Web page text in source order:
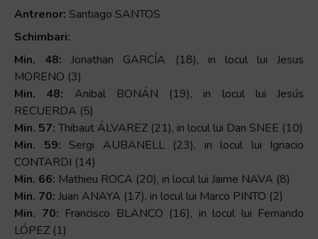
Antrenor: Santiago SANTOS
Schimbari:
Min. 48: Jonathan GARCÍA (18), in locul lui Jesus
MORENO (3)
Min. 48: Anibal BONÁN (19), in locul lui Jesús
RECUERDA (5)
Min. 57: Thibaut ÁLVAREZ (21), in locul lui Dan SNEE (10)
Min. 59: Sergi AUBANELL (23), in locul lui Ignacio
CONTARDI (14)
Min. 66: Mathieu ROCA (20), in locul lui Jaime NAVA (8)
Min. 70: Juan ANAYA (17), in locul lui Marco PINTO (2)
Min. 70: Francisco BLANCO (16), in locul lui Fernando
LÓPEZ (1)